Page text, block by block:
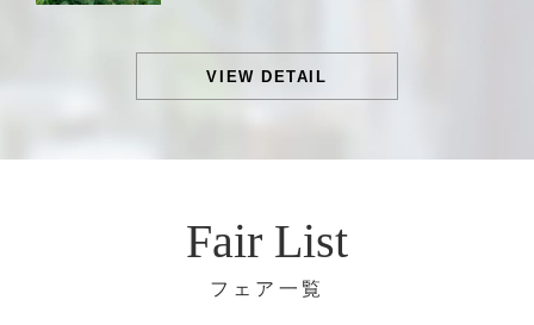
VIEW DETAIL
Fair List